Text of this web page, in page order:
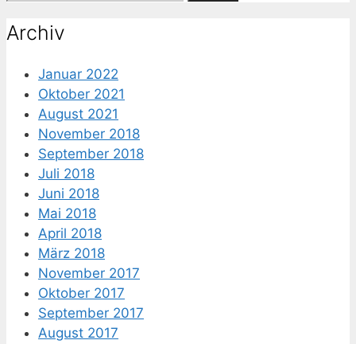
Archiv
Januar 2022
Oktober 2021
August 2021
November 2018
September 2018
Juli 2018
Juni 2018
Mai 2018
April 2018
März 2018
November 2017
Oktober 2017
September 2017
August 2017